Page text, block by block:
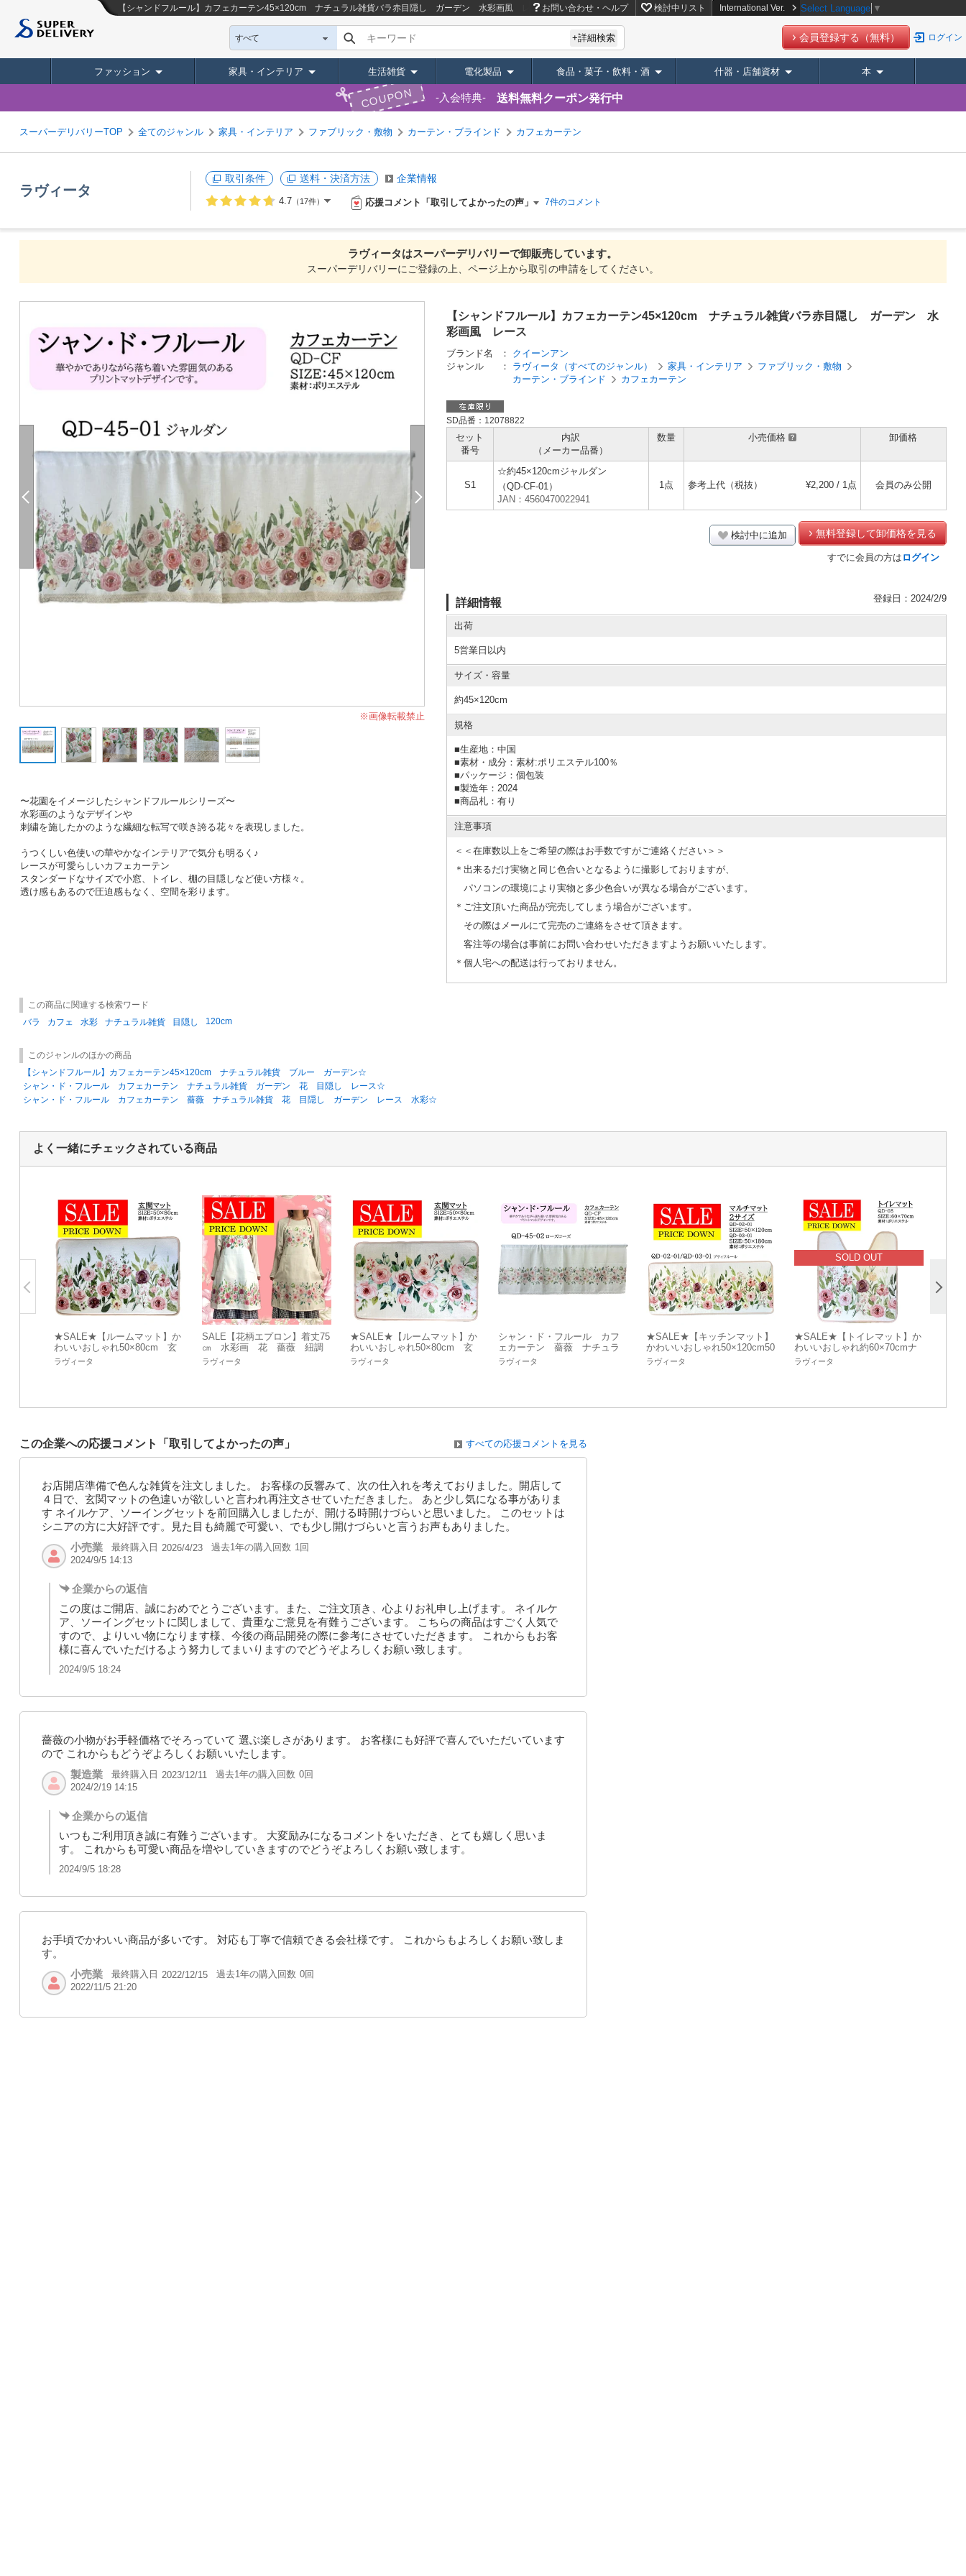
【シャンドフルール】カフェカーテン45×120cm ナチュラル雑貨バラ赤目隠し ガーデン 水彩画風 レース商品ページ｜卸・仕入れサイト【スーパーデリバリー】
お問い合わせ・ヘルプ 検討中リスト International Ver. Select Language ▼
すべて キーワード +詳細検索 会員登録する（無料） ログイン
ファッション 家具・インテリア 生活雑貨 電化製品 食品・菓子・飲料・酒 什器・店舗資材 本
COUPON 入会特典 送料無料クーポン発行中
スーパーデリバリーTOP 全てのジャンル 家具・インテリア ファブリック・敷物 カーテン・ブラインド カフェカーテン
ラヴィータ
取引条件 送料・決済方法 企業情報
4.7 （17件） 応援コメント「取引してよかったの声」 7件のコメント
ラヴィータはスーパーデリバリーで卸販売しています。
スーパーデリバリーにご登録の上、ページ上から取引の申請をしてください。
※画像転載禁止
〜花園をイメージしたシャンドフルールシリーズ〜
水彩画のようなデザインや
刺繍を施したかのような繊細な転写で咲き誇る花々を表現しました。
うつくしい色使いの華やかなインテリアで気分も明るく♪
レースが可愛らしいカフェカーテン
スタンダードなサイズで小窓、トイレ、棚の目隠しなど使い方様々。
透け感もあるので圧迫感もなく、空間を彩ります。
【シャンドフルール】カフェカーテン45×120cm ナチュラル雑貨バラ赤目隠し ガーデン 水
彩画風 レース
ブランド名 ：
クイーンアン
ジャンル
： ラヴィータ（すべてのジャンル） 家具・インテリア
ファブリック・敷物
カーテン・ブラインド
カフェカーテン
SD品番：12078822
セット
番号
内訳
（メーカー品番）
数量 小売価格 卸価格
S1
☆約45×120cmジャルダン
（QD-CF-01）
JAN：4560470022941
1点 参考上代（税抜） ¥2,200 / 1点 会員のみ公開
検討中に追加 無料登録して卸価格を見る
すでに会員の方は ログイン
詳細情報 登録日：2024/2/9
出荷
5営業日以内
サイズ・容量
約45×120cm
規格
■生産地：中国
■素材・成分：素材:ポリエステル100％
■パッケージ：個包装
■製造年：2024
■商品札：有り
注意事項
＜＜在庫数以上をご希望の際はお手数ですがご連絡ください＞＞
＊出来るだけ実物と同じ色合いとなるように撮影しておりますが、
パソコンの環境により実物と多少色合いが異なる場合がございます。
＊ご注文頂いた商品が完売してしまう場合がございます。
その際はメールにて完売のご連絡をさせて頂きます。
客注等の場合は事前にお問い合わせいただきますようお願いいたします。
＊個人宅への配送は行っておりません。
この商品に関連する検索ワード
バラ
カフェ 水彩 ナチュラル雑貨 目隠し 120cm
このジャンルのほかの商品
【シャンドフルール】カフェカーテン45×120cm ナチュラル雑貨 ブルー ガーデン☆
シャン・ド・フルール カフェカーテン ナチュラル雑貨 ガーデン 花 目隠し レース☆
シャン・ド・フルール カフェカーテン 薔薇 ナチュラル雑貨 花 目隠し ガーデン レース 水彩☆
よく一緒にチェックされている商品
★SALE★【ルームマット】か
わいいおしゃれ50×80cm 玄
関リビング ナチュラル バ
ラ赤 水彩画風☆
ラヴィータ
SALE【花柄エプロン】着丈75
㎝ 水彩画 花 薔薇 紐調
節簡単 可愛い 薔薇好き
ラヴィータ
★SALE★【ルームマット】か
わいいおしゃれ50×80cm 玄
関リビング ナチュラル バ
ラピンク 水彩画風☆
ラヴィータ
シャン・ド・フルール カフ
ェカーテン 薔薇 ナチュラ
ル雑貨 花 目隠し ガーデ
ン レース 水彩☆
ラヴィータ
★SALE★【キッチンマット】
かわいいおしゃれ50×120cm50
×180cm ナチュラル バラ
赤 水彩画風☆
ラヴィータ
SOLD OUT
★SALE★【トイレマット】か
わいいおしゃれ約60×70cmナ
チュラル バラ赤 水彩画風
ラヴィータ
この企業への応援コメント「取引してよかったの声」 すべての応援コメントを見る
お店開店準備で色んな雑貨を注文しました。 お客様の反響みて、次の仕入れを考えておりました。開店して
４日で、玄関マットの色違いが欲しいと言われ再注文させていただきました。 あと少し気になる事がありま
す ネイルケア、ソーイングセットを前回購入しましたが、開ける時開けづらいと思いました。 このセットは
シニアの方に大好評です。見た目も綺麗で可愛い、でも少し開けづらいと言うお声もありました。
小売業
最終購入日 2026/4/23 過去1年の購入回数 1回
2024/9/5 14:13
企業からの返信
この度はご開店、誠におめでとうございます。また、ご注文頂き、心よりお礼申し上げます。 ネイルケ
ア、ソーイングセットに関しまして、貴重なご意見を有難うございます。 こちらの商品はすごく人気で
すので、よりいい物になります様、今後の商品開発の際に参考にさせていただきます。 これからもお客
様に喜んでいただけるよう努力してまいりますのでどうぞよろしくお願い致します。
2024/9/5 18:24
薔薇の小物がお手軽価格でそろっていて 選ぶ楽しさがあります。 お客様にも好評で喜んでいただいています
ので これからもどうぞよろしくお願いいたします。
製造業
最終購入日 2023/12/11 過去1年の購入回数 0回
2024/2/19 14:15
企業からの返信
いつもご利用頂き誠に有難うございます。 大変励みになるコメントをいただき、とても嬉しく思いま
す。 これからも可愛い商品を増やしていきますのでどうぞよろしくお願い致します。
2024/9/5 18:28
お手頃でかわいい商品が多いです。 対応も丁寧で信頼できる会社様です。 これからもよろしくお願い致しま
す。
小売業
最終購入日 2022/12/15 過去1年の購入回数 0回
2022/11/5 21:20